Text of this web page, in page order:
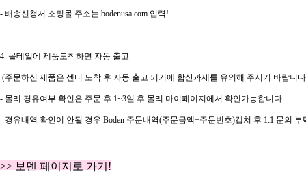
- 배송신청서 소핑몰 주소는 bodenusa.com 입력!
4. 몰테일에 제품도착하면 자동 출고
(주문하신 제품은 센터 도착 후 자동 출고 되기에 합산과세를 유의해 주시기 바랍니
- 몰리 경유여부 확인은 주문 후 1~3일 후 몰리 마이페이지에서 확인가능합니다.
- 경유내역 확인이 안될 경우 Boden 주문내역(주문금액+주문번호)캡쳐 후 1:1 문의 부
>> 보덴 페이지로 가기!